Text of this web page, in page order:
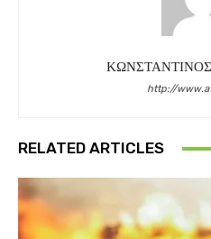
http://
RELATED ARTICLES